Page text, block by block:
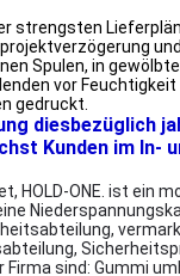
strengsten
Spulen, in
vor
gedruckt.
diesbezüglich
Kunden im In-
HOLD-ONE. ist ein
sind: Gummi